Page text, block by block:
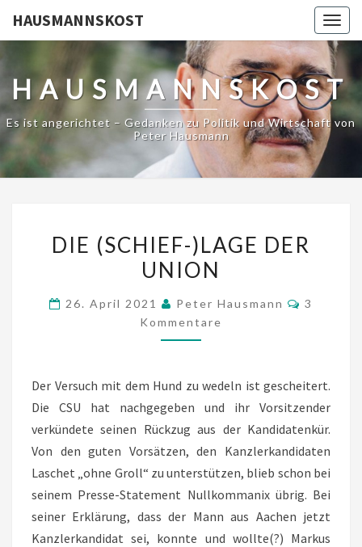
HAUSMANNSKOST
HAUSMANNSKOST
Es ist angerichtet – Gedanken zu Politik und Wirtschaft von
Peter Hausmann
(SCHIEF-)LAGE
DER
DIE (SCHIEF-)LAGE DER
UNION
26. April 2021 Peter Hausmann
3
Kommentare
Der Versuch mit dem Hund zu wedeln ist gescheitert.
Die CSU hat nachgegeben und ihr Vorsitzender
verkündete seinen Rückzug aus der Kandidatenkür.
Von den guten Vorsätzen, den Kanzlerkandidaten
Laschet „ohne Groll“ zu unterstützen, blieb schon bei
seinem Presse-Statement Nullkommanix übrig. Bei
seiner Erklärung, dass der Mann aus Aachen jetzt
Kanzlerkandidat sei, konnte und wollte(?) Markus